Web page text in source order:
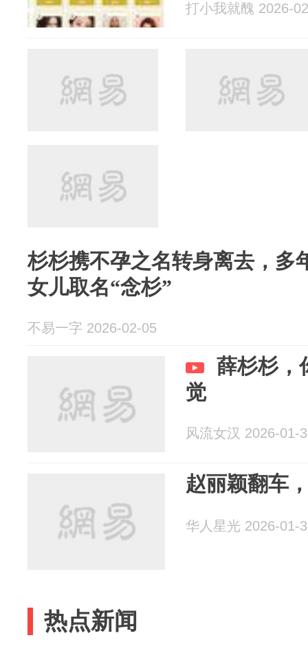
打小我就醜 2026-
杉杉携不孕之名转身离去，多
女儿取名“念杉”
不易一字 2026-02-05
薛杉杉，
觉
风流女汉 2026-01-
赵丽颖翻车
华人星光 2026-01-
热点新闻